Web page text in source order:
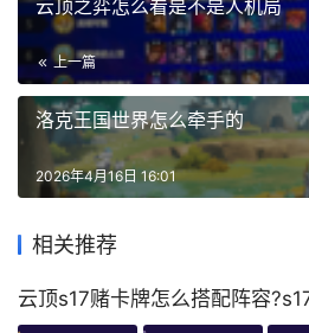
云顶之弈怎么看是不是人机局
上一篇
洛克王国世界怎么牵手的
2026年4月16日 16:01
相关推荐
云顶s17赌卡牌怎么搭配阵容